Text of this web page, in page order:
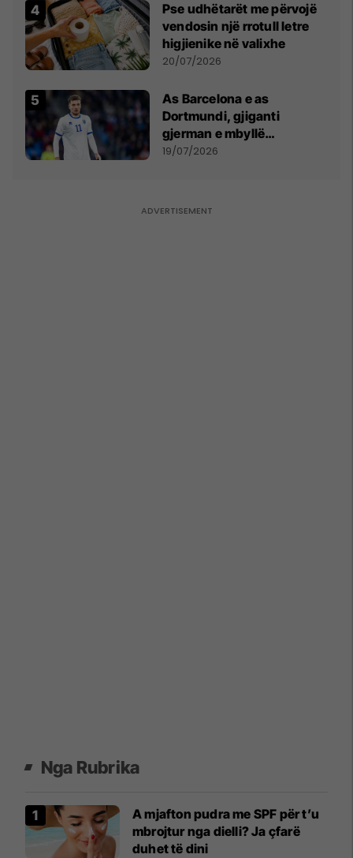
Pse udhëtarët me përvojë
vendosin një rrotull letre
higjienike në valixhe
20/07/2026
As Barcelona e as
Dortmundi, gjiganti
gjerman e mbyllë
marrëveshjen për Fisnik
19/07/2026
Nga Rubrika
A mjafton pudra me SPF për t’u
mbrojtur nga dielli? Ja çfarë
duhet të dini